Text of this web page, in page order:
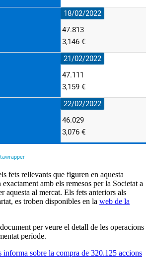
fets rellevants que figuren en aquesta
amb els remesos per la Societat a
aquesta al mercat. Els fets anteriors als
es troben disponibles en la web de la
per veure el detall de les operacions
període.
sobre la compra de 320.125 accions